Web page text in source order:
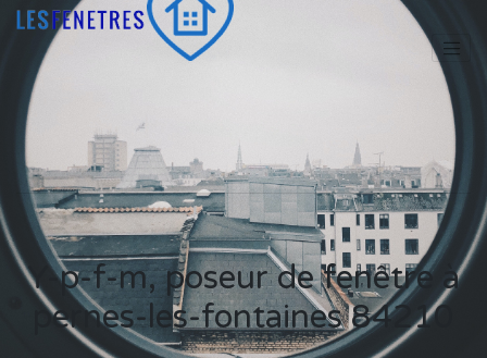
Y-p-f-m, poseur de fenêtre à
pernes-les-fontaines 84210